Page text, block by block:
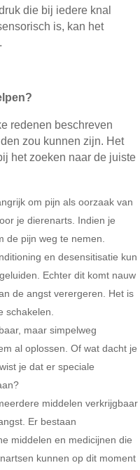
die bij iedere knal
is, kan het
redenen beschreven
zou kunnen zijn. Het
het zoeken naar de juiste
om pijn als oorzaak van
je dierenarts. Indien je
de pijn weg te nemen.
en desensitisatie kun
Echter dit komt nauw
de angst verergeren. Het is
schakelen.
maar simpelweg
al oplossen. Of wat dacht je
je dat er speciale
middelen verkrijgbaar
Er bestaan
middelen en medicijnen die
kunnen op dit moment